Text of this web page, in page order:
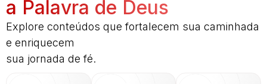
a Palavra de Deus
Explore conteúdos que fortalecem sua caminhada
e enriquecem
sua jornada de fé.